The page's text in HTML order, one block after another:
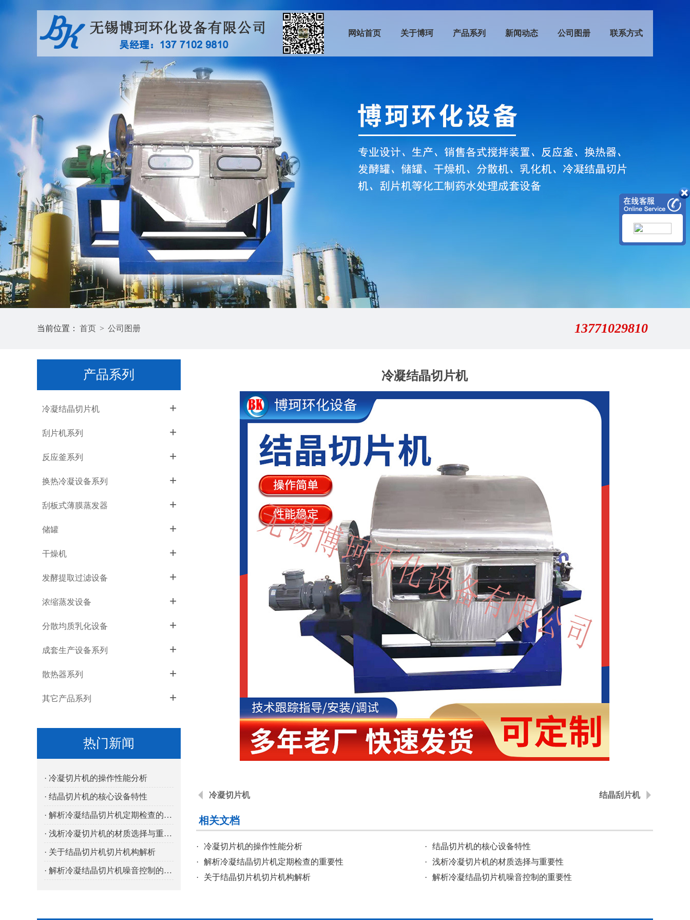
网站首页 关于博珂 产品系列 新闻动态 公司图册 联系方式
13771029810
当前位置： 首页 > 公司图册
产品系列
冷凝结晶切片机 +
刮片机系列 +
反应釜系列 +
换热冷凝设备系列 +
刮板式薄膜蒸发器 +
储罐 +
干燥机 +
发酵提取过滤设备 +
浓缩蒸发设备 +
分散均质乳化设备 +
成套生产设备系列 +
散热器系列 +
其它产品系列 +
热门新闻
· 冷凝切片机的操作性能分析
· 结晶切片机的核心设备特性
· 解析冷凝结晶切片机定期检查的重要性
· 浅析冷凝切片机的材质选择与重要性
· 关于结晶切片机切片机构解析
· 解析冷凝结晶切片机噪音控制的重要性
冷凝结晶切片机
冷凝切片机 结晶刮片机
相关文档
· 冷凝切片机的操作性能分析 ·
结晶切片机的核心设备特性
·
解析冷凝结晶切片机定期检查的重要性 ·
浅析冷凝切片机的材质选择与重要性
·
关于结晶切片机切片机构解析 · 解析冷凝结晶切片机噪音控制的重要性